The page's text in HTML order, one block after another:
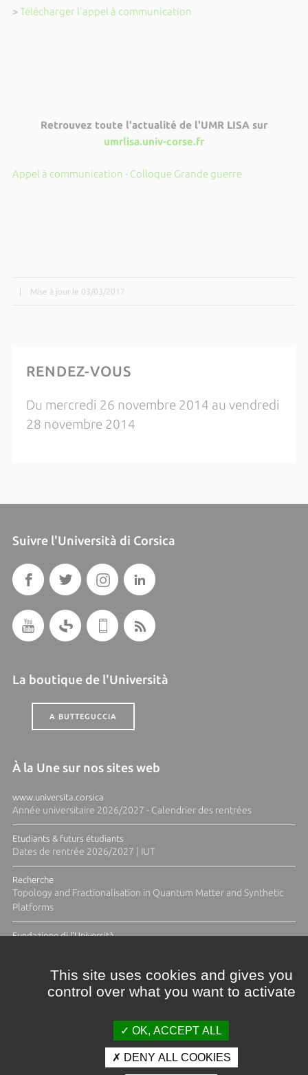
>Télécharger l'appel à communication
Retrouvez toute l'actualité de l'UMR LISA sur
umrlisa.univ-corse.fr
Appel à communication - Colloque Grande guerre
Mise à jour le 03/03/2017
RENDEZ-VOUS
Du mercredi 26 novembre 2014 au vendredi
28 novembre 2014
Suivre l'Università di Corsica
La boutique de l'Università
A BUTTEGUCCIA
À la Une sur nos sites web
www.universita.corsica
Année universitaire 2026/2027 - Calendrier des rentrées
Etudiants & futurs étudiants
Dates de rentrée 2026/2027 | IUT
Recherche
Topology and Fractionalisation in Quantum Matter and Synthetic
Platforms
Fundazione di l'Università
This site uses cookies and gives you
control over what you want to activate
OK, ACCEPT ALL
DENY ALL COOKIES